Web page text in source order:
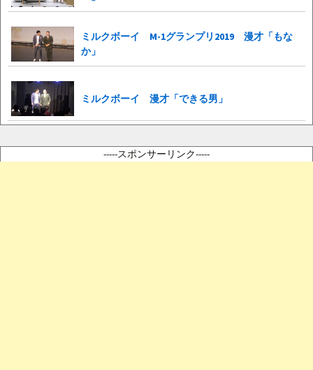
ミルクボーイ M-1グランプリ2019 漫才「もな
か」
ミルクボーイ 漫才「できる男」
-----スポンサーリンク-----